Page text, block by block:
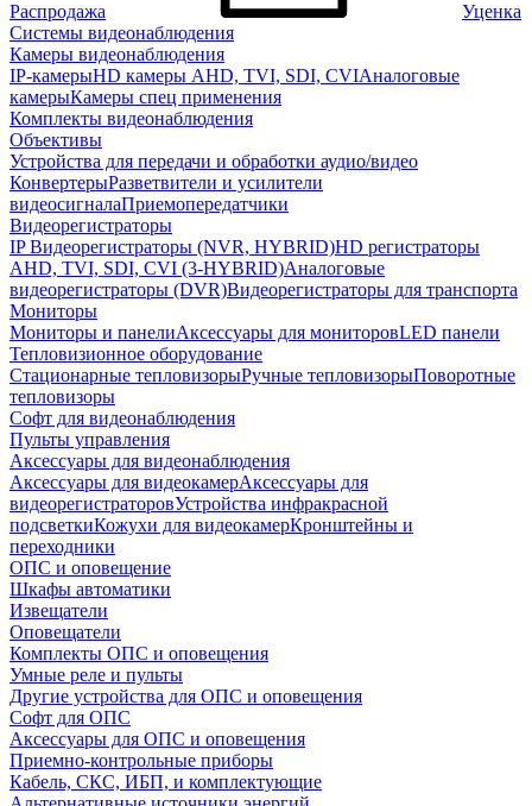
Распродажа
Уценка
Системы видеонаблюдения
Камеры видеонаблюдения
IP-камерыHD камеры AHD, TVI, SDI, CVIАналоговые
камерыКамеры спец применения
Комплекты видеонаблюдения
Объективы
Устройства для передачи и обработки аудио/видео
КонвертерыРазветвители и усилители
видеосигналаПриемопередатчики
Видеорегистраторы
IP Видеорегистраторы (NVR, HYBRID)HD регистраторы
AHD, TVI, SDI, CVI (3-HYBRID)Аналоговые
видеорегистраторы (DVR)Видеорегистраторы для транспорта
Мониторы
Мониторы и панелиАксессуары для мониторовLED панели
Тепловизионное оборудование
Стационарные тепловизорыРучные тепловизорыПоворотные
тепловизоры
Софт для видеонаблюдения
Пульты управления
Аксессуары для видеонаблюдения
Аксессуары для видеокамерАксессуары для
видеорегистраторовУстройства инфракрасной
подсветкиКожухи для видеокамерКронштейны и
переходники
ОПС и оповещение
Шкафы автоматики
Извещатели
Оповещатели
Комплекты ОПС и оповещения
Умные реле и пульты
Другие устройства для ОПС и оповещения
Софт для ОПС
Аксессуары для ОПС и оповещения
Приемно-контрольные приборы
Кабель, СКС, ИБП, и комплектующие